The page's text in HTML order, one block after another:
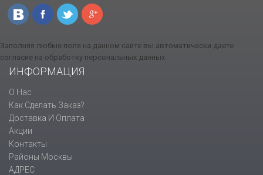
Заполняя любые поля на данном сайте вы автоматически даете
согласие на обработку персональных данных
ИНФОРМАЦИЯ
О Нас
Как Сделать Заказ?
Доставка И Оплата
Акции
Контакты
Районы Москвы
АДРЕС